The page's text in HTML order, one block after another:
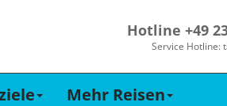
Hotline +49
Service Hotline:
Mehr Reisen